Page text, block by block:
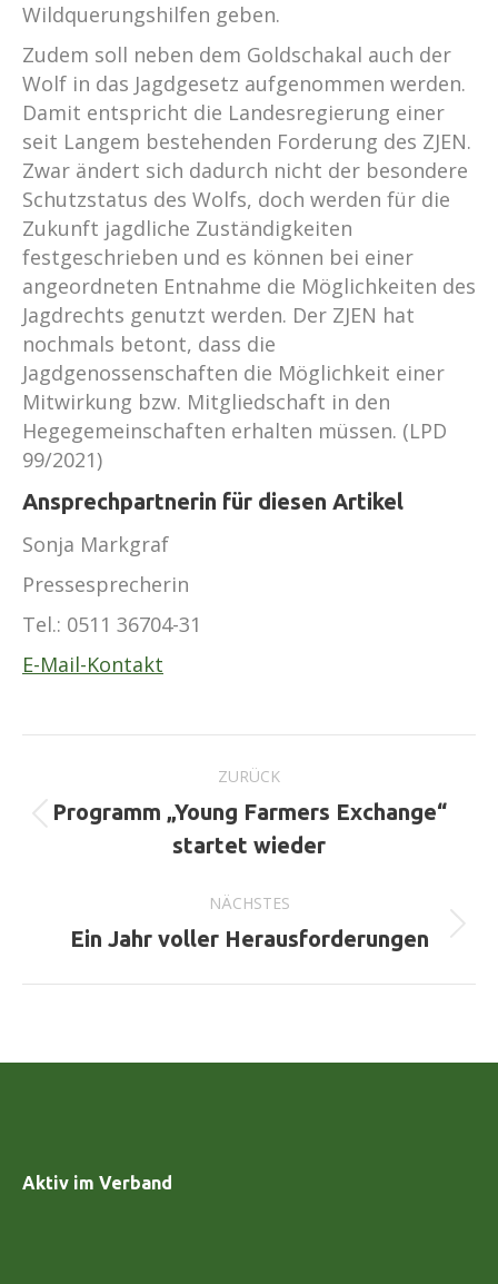
Wildquerungshilfen geben.
Zudem soll neben dem Goldschakal auch der
Wolf in das Jagdgesetz aufgenommen werden.
Damit entspricht die Landesregierung einer
seit Langem bestehenden Forderung des ZJEN.
Zwar ändert sich dadurch nicht der besondere
Schutzstatus des Wolfs, doch werden für die
Zukunft jagdliche Zuständigkeiten
festgeschrieben und es können bei einer
angeordneten Entnahme die Möglichkeiten des
Jagdrechts genutzt werden. Der ZJEN hat
nochmals betont, dass die
Jagdgenossenschaften die Möglichkeit einer
Mitwirkung bzw. Mitgliedschaft in den
Hegegemeinschaften erhalten müssen. (LPD
99/2021)
Ansprechpartnerin für diesen Artikel
Sonja Markgraf
Pressesprecherin
Tel.: 0511 36704-31
E-Mail-Kontakt
ZURÜCK
Vorheriger
Beitrag:
Programm „Young Farmers Exchange“
startet wieder
NÄCHSTES
Nächster
Ein Jahr voller Herausforderungen
Aktiv im Verband